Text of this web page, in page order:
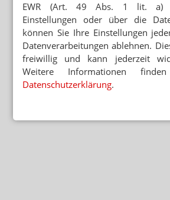
EWR (Art. 49 Abs. 1 lit. a)
Einstellungen oder über die
können Sie Ihre Einstellungen
Datenverarbeitungen ablehnen.
freiwillig und kann jederzeit
Weitere Informationen
Datenschutzerklärung.